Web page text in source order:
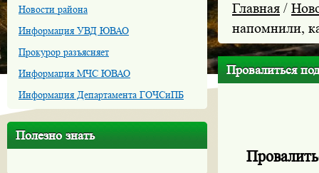
Новости района
Информация УВД ЮВАО
Прокурор разъясняет
Информация МЧС ЮВАО
Информация Департамента ГОЧСиПБ
Полезно знать
Главная /
напомнили,
Провалиться